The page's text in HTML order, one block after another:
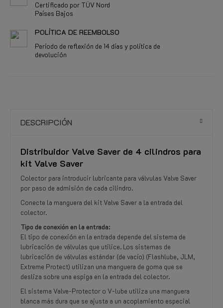
Certificado por TÜV Nord
Países Bajos
POLÍTICA DE REEMBOLSO
Período de reflexión de 14 días y política de
devolución
DESCRIPCIÓN
Distribuidor Valve Saver de 4 cilindros para
kit Valve Saver
Colector para introducir lubricante para válvulas Valve Saver
por paso de admisión de cada cilindro.
Conecte la manguera del kit Valve Saver a la entrada del
colector.
Tipo de conexión en la entrada:
El tipo de conexión en la entrada depende del sistema de
lubricación de válvulas que utilice. Los sistemas de
lubricación de válvulas estándar (de vacío) (Flashlube, JLM,
Extreme Protect) utilizan una manguera de goma que se
desliza sobre una espiga en la entrada del colector.
El sistema Valve-Protector o V-lube utiliza una manguera
blanca más dura que se ajusta a un acoplamiento especial